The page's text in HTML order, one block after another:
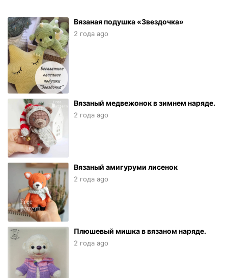
Вязаная подушка «Звездочка»
2 года ago
Вязаный медвежонок в зимнем наряде.
2 года ago
Вязаный амигуруми лисенок
2 года ago
Плюшевый мишка в вязаном наряде.
2 года ago